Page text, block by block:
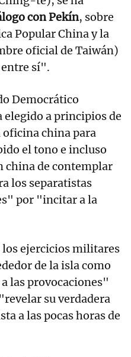
con Pekín, sobre
Popular China y la
oficial de Taiwán)
sí".
Democrático
elegido a principios de
oficina china para
el tono e incluso
china de contemplar
los separatistas
por "incitar a la
ejercicios militares
de la isla como
las provocaciones"
su verdadera
a las pocas horas de